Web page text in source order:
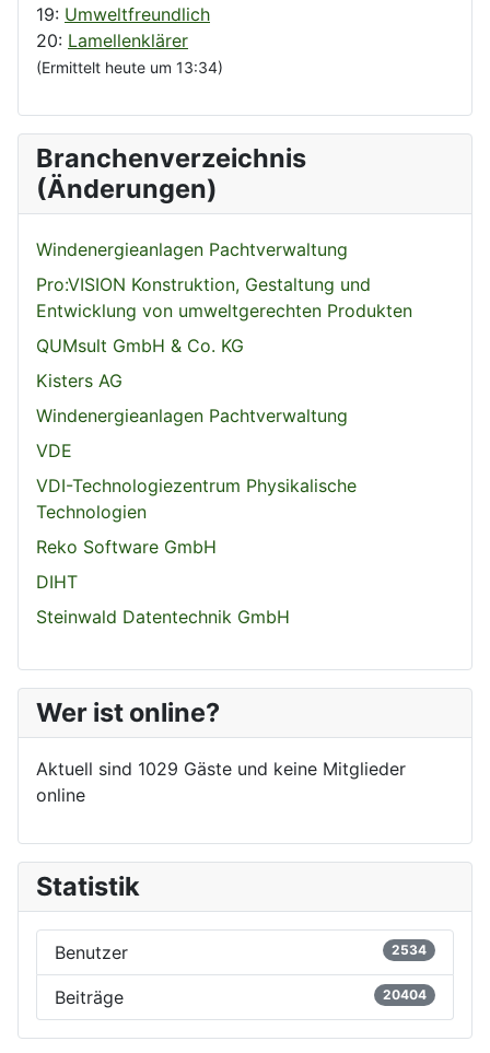
19: Umweltfreundlich
20: Lamellenklärer
(Ermittelt heute um 13:34)
Branchenverzeichnis
(Änderungen)
Windenergieanlagen Pachtverwaltung
Pro:VISION Konstruktion, Gestaltung und
Entwicklung von umweltgerechten Produkten
QUMsult GmbH & Co. KG
Kisters AG
Windenergieanlagen Pachtverwaltung
VDE
VDI-Technologiezentrum Physikalische
Technologien
Reko Software GmbH
DIHT
Steinwald Datentechnik GmbH
Wer ist online?
Aktuell sind 1029 Gäste und keine Mitglieder
online
Statistik
Benutzer 2534
Beiträge 20404